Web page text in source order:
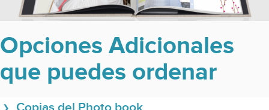
Opciones Adicionales
que puedes ordenar